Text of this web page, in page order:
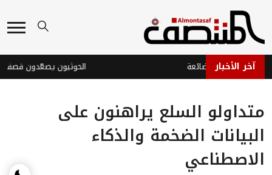
آخر الأخبار
اليمنية الضائعة الحوثيون يصعّدون قصف مأرب
متداولو السلع يراهنون على
البيانات الضخمة والذكاء
الاصطناعي